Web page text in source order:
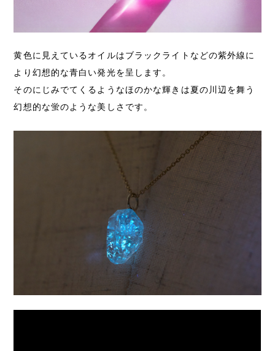
黄色に見えているオイルはブラックライトなどの紫外線に
より幻想的な青白い発光を呈します。
そのにじみでてくるようなほのかな輝きは夏の川辺を舞う
幻想的な蛍のような美しさです。